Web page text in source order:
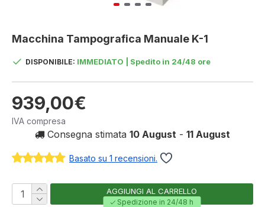
Macchina Tampografica Manuale K-1
939,00€
IVA compresa
Consegna stimata 10 August - 11 August
DISPONIBILE: IMMEDIATO | Spedito in 24/48 ore
Basato su 1 recensioni.
AGGIUNGI AL CARRELLO
Spedizione in 24/48 h